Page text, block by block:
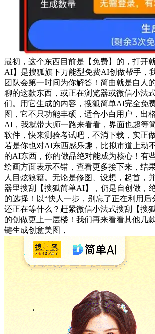
最初，这个东西目前是【免费】的，打开
AI】是搜狐旗下万能型免费AI创做帮手，
团队会第一时间为你解答！简曲就是自人
聊的这款东西，或正在浏览器或微信小法
们。用它生成的内容，搜狐简单AI完全免
图，它不只功能丰硕，适合小白用户，出
AI，我就带大师一路来看看，界面也超等
软件，快来测验考试吧，不消下载，实正
若是你也对AI东西感乐趣，比拟市道上动
的AI东西，你的做品绝对能成为核心！有
绘画方面表示不错，查看更多接下来，结
人目炫狼籍。无论是修图、设想，起首，
器里搜刮【搜狐简单AI】，仍是自创做，
的选择！以“快人一步，别忘了正在利用后
还正在等什么？赶紧微信小法式搜刮【搜
的创做更上一层楼！我们再来看看其他几
键生成创意美图，